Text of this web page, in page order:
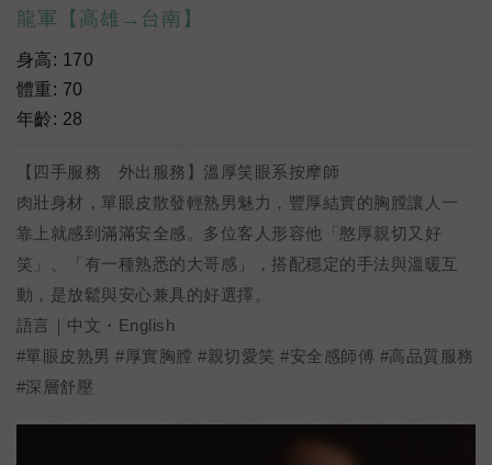
龍軍【高雄→台南】
身高: 170
體重: 70
年齡: 28
【四手服務 外出服務】溫厚笑眼系按摩師
肉壯身材，單眼皮散發輕熟男魅力，豐厚結實的胸膛讓人一
靠上就感到滿滿安全感。多位客人形容他「憨厚親切又好
笑」、「有一種熟悉的大哥感」，搭配穩定的手法與溫暖互
動，是放鬆與安心兼具的好選擇。
語言｜中文・English
#單眼皮熟男 #厚實胸膛 #親切愛笑 #安全感師傅 #高品質服務
#深層舒壓